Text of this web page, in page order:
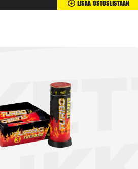
Lisää Ostoslistaan